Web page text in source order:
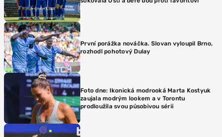
První porážka nováčka. Slovan vyloupil Brno,
rozhodl pohotový Dulay
Foto dne: Ikonická modrooká Marta Kostyuk
zaujala modrým lookem a v Torontu
prodloužila svou působivou sérii